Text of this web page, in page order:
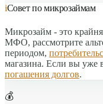
iСовет по микрозаймам
Микрозайм - это
МФО, рассмотрите
периодом,
магазина. Если вы уже
погашения долгов.
💰